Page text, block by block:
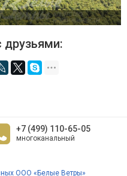
друзьями:
+7 (499) 110-65-05
многоканальный
ООО «Белые Ветры»